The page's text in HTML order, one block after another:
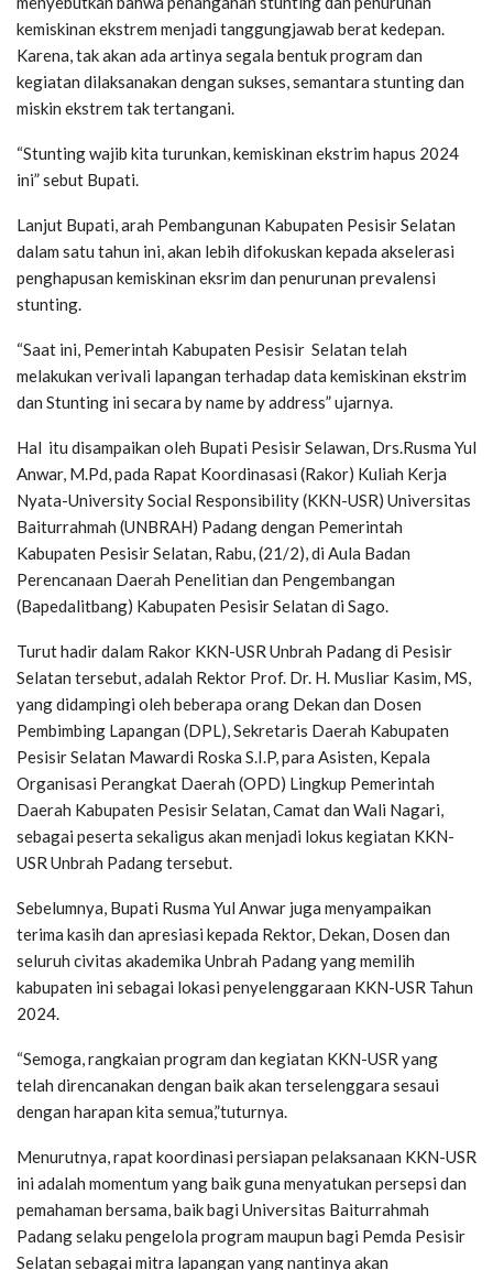
kemiskinan ekstrem menjadi tanggungjawab berat kedepan.
Karena, tak akan ada artinya segala bentuk program dan
kegiatan dilaksanakan dengan sukses, semantara stunting dan
miskin ekstrem tak tertangani.
“Stunting wajib kita turunkan, kemiskinan ekstrim hapus 2024
ini” sebut Bupati.
Lanjut Bupati, arah Pembangunan Kabupaten Pesisir Selatan
dalam satu tahun ini, akan lebih difokuskan kepada akselerasi
penghapusan kemiskinan eksrim dan penurunan prevalensi
stunting.
“Saat ini, Pemerintah Kabupaten Pesisir Selatan telah
melakukan verivali lapangan terhadap data kemiskinan ekstrim
dan Stunting ini secara by name by address” ujarnya.
Hal itu disampaikan oleh Bupati Pesisir Selawan, Drs.Rusma Yul
Anwar, M.Pd, pada Rapat Koordinasasi (Rakor) Kuliah Kerja
Nyata-University Social Responsibility (KKN-USR) Universitas
Baiturrahmah (UNBRAH) Padang dengan Pemerintah
Kabupaten Pesisir Selatan, Rabu, (21/2), di Aula Badan
Perencanaan Daerah Penelitian dan Pengembangan
(Bapedalitbang) Kabupaten Pesisir Selatan di Sago.
Turut hadir dalam Rakor KKN-USR Unbrah Padang di Pesisir
Selatan tersebut, adalah Rektor Prof. Dr. H. Musliar Kasim, MS,
yang didampingi oleh beberapa orang Dekan dan Dosen
Pembimbing Lapangan (DPL), Sekretaris Daerah Kabupaten
Pesisir Selatan Mawardi Roska S.I.P, para Asisten, Kepala
Organisasi Perangkat Daerah (OPD) Lingkup Pemerintah
Daerah Kabupaten Pesisir Selatan, Camat dan Wali Nagari,
sebagai peserta sekaligus akan menjadi lokus kegiatan KKN-
USR Unbrah Padang tersebut.
Sebelumnya, Bupati Rusma Yul Anwar juga menyampaikan
terima kasih dan apresiasi kepada Rektor, Dekan, Dosen dan
seluruh civitas akademika Unbrah Padang yang memilih
kabupaten ini sebagai lokasi penyelenggaraan KKN-USR Tahun
2024.
“Semoga, rangkaian program dan kegiatan KKN-USR yang
telah direncanakan dengan baik akan terselenggara sesaui
dengan harapan kita semua,”tuturnya.
Menurutnya, rapat koordinasi persiapan pelaksanaan KKN-USR
ini adalah momentum yang baik guna menyatukan persepsi dan
pemahaman bersama, baik bagi Universitas Baiturrahmah
Padang selaku pengelola program maupun bagi Pemda Pesisir
Selatan sebagai mitra lapangan yang nantinya akan